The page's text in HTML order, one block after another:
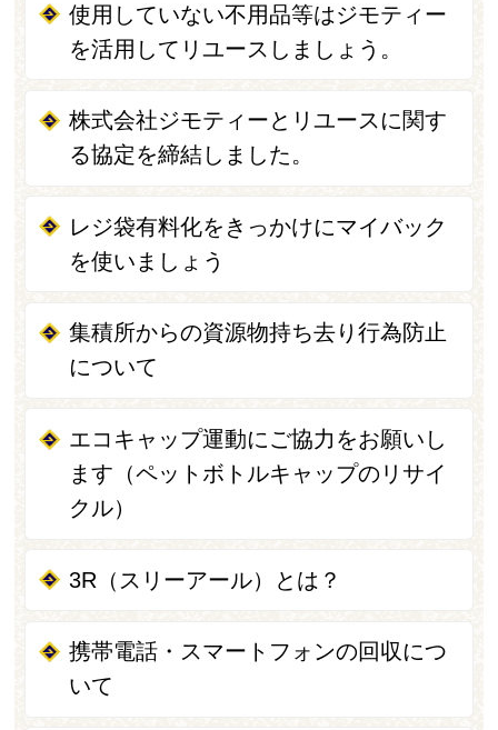
使用していない不用品等はジモティー
を活用してリユースしましょう。
株式会社ジモティーとリユースに関す
る協定を締結しました。
レジ袋有料化をきっかけにマイバック
を使いましょう
集積所からの資源物持ち去り行為防止
について
エコキャップ運動にご協力をお願いし
ます（ペットボトルキャップのリサイ
クル）
3R（スリーアール）とは？
携帯電話・スマートフォンの回収につ
いて